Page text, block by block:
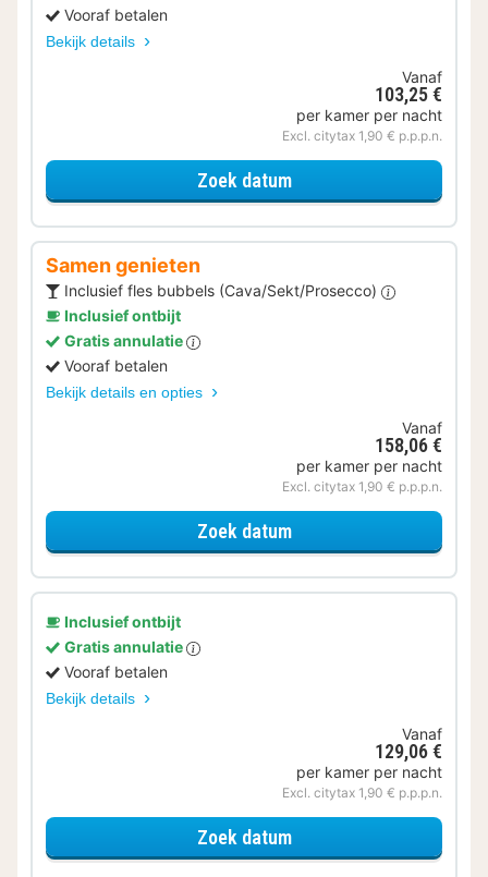
Vooraf betalen
Bekijk details
Vanaf
103,25 €
per kamer per nacht
Excl. citytax 1,90 € p.p.p.n.
Zoek datumvoor Deluxe kamer
Samen genieten
Inclusief fles bubbels (Cava/Sekt/Prosecco)
Inclusief ontbijt
Gratis annulatie
Vooraf betalen
Bekijk details en opties
Vanaf
158,06 €
per kamer per nacht
Excl. citytax 1,90 € p.p.p.n.
Zoek datumvoor Samen genieten
Inclusief ontbijt
Gratis annulatie
Vooraf betalen
Bekijk details
Vanaf
129,06 €
per kamer per nacht
Excl. citytax 1,90 € p.p.p.n.
Zoek datumvoor Deluxe kamer